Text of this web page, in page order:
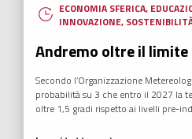
ECONOMIA SFERICA,
INNOVAZIONE,
Andremo oltre il limite
Secondo l’Organizzazione
probabilità su 3 che entro il 2027 la
oltre 1,5 gradi rispetto ai livelli pre-